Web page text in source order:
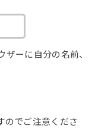
ーに自分の名前、
のでご注意くださ